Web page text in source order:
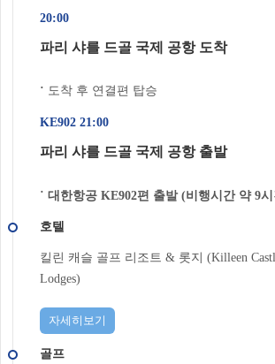
20:00
파리 샤를 드골 국제 공항 도착
˙ 도착 후 연결편 탑승
KE902 21:00
파리 샤를 드골 국제 공항 출발
˙ 대한항공 KE902편 출발 (비행시간 약 9
호텔
킬린 캐슬 골프 리조트 & 롯지 (Killeen
Lodges)
자세히보기
골프